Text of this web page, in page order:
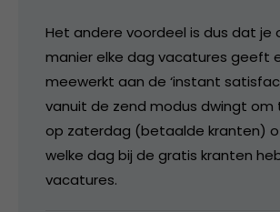
Het andere voordeel is dus dat je
manier elke dag vacatures geeft
meewerkt aan de ‘instant
vanuit de zend modus dwingt om
op zaterdag (betaalde kranten)
welke dag bij de gratis kranten
vacatures.